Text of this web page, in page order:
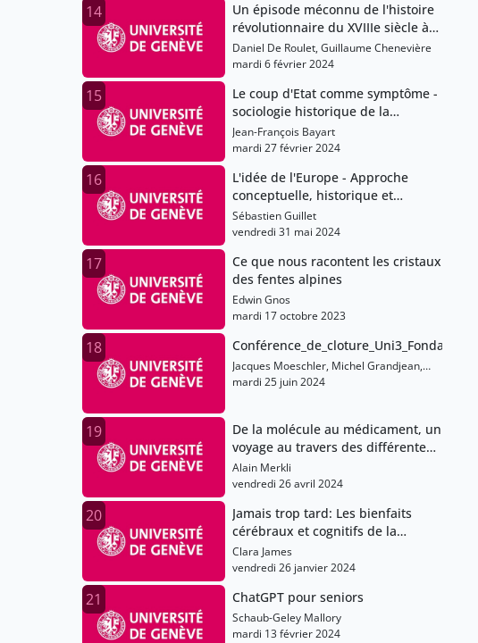
14
Un épisode méconnu de l'histoire
révolutionnaire du XVIIIe siècle à
Genève et en France.
Daniel De Roulet, Guillaume Chenevière
mardi 6 février 2024
15
Le coup d'Etat comme symptôme -
sociologie historique de la
révoltuion conservatrice en
Afrique
Jean-François Bayart
mardi 27 février 2024
16
L'idée de l'Europe - Approche
conceptuelle, historique et
perpectives contemporaines
Sébastien Guillet
vendredi 31 mai 2024
17
Ce que nous racontent les cristaux
des fentes alpines
Edwin Gnos
mardi 17 octobre 2023
18
Jacques Moeschler, Michel Grandjean,
Thierry Rochat, Louis Loutan, Daniel De
Yves Badillo, Christian Lovis, Pascal
Gygax, Thierry Davila, Fabrice Teroni,
François Ferrero, Luka Nerima, Clara
James, Thierry Giamarchi, Alain Merkli,
Liermier, Edwin Gnos, Edward Bizub,
Mayte Garcia, Jean Michel Wissmer, Yves
Beyeler, Claudine Sauvain-Dugerdil,
Laurence De Chambrier, Pierre
Hollmueller, Apoline Saucy, Schaub-Geley
Mallory, François Forel, Burnier Eric
mardi 25 juin 2024
19
De la molécule au médicament, un
voyage au travers des différentes
étapes de développement
Alain Merkli
vendredi 26 avril 2024
20
Jamais trop tard: Les bienfaits
cérébraux et cognitifs de la
formation musicale durant le
vieillissement normal
Clara James
vendredi 26 janvier 2024
21 ChatGPT pour seniors
Schaub-Geley Mallory
mardi 13 février 2024